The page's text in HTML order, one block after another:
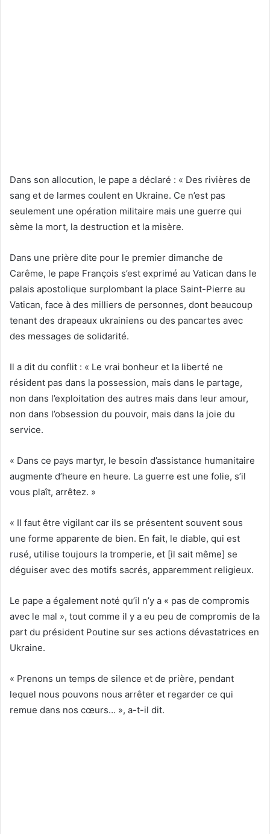
Dans son allocution, le pape a déclaré : « Des rivières de
sang et de larmes coulent en Ukraine. Ce n’est pas
seulement une opération militaire mais une guerre qui
sème la mort, la destruction et la misère.
Dans une prière dite pour le premier dimanche de
Carême, le pape François s’est exprimé au Vatican dans le
palais apostolique surplombant la place Saint-Pierre au
Vatican, face à des milliers de personnes, dont beaucoup
tenant des drapeaux ukrainiens ou des pancartes avec
des messages de solidarité.
Il a dit du conflit : « Le vrai bonheur et la liberté ne
résident pas dans la possession, mais dans le partage,
non dans l’exploitation des autres mais dans leur amour,
non dans l’obsession du pouvoir, mais dans la joie du
service.
« Dans ce pays martyr, le besoin d’assistance humanitaire
augmente d’heure en heure. La guerre est une folie, s’il
vous plaît, arrêtez. »
« Il faut être vigilant car ils se présentent souvent sous
une forme apparente de bien. En fait, le diable, qui est
rusé, utilise toujours la tromperie, et [il sait même] se
déguiser avec des motifs sacrés, apparemment religieux.
Le pape a également noté qu’il n’y a « pas de compromis
avec le mal », tout comme il y a eu peu de compromis de la
part du président Poutine sur ses actions dévastatrices en
Ukraine.
« Prenons un temps de silence et de prière, pendant
lequel nous pouvons nous arrêter et regarder ce qui
remue dans nos cœurs… », a-t-il dit.